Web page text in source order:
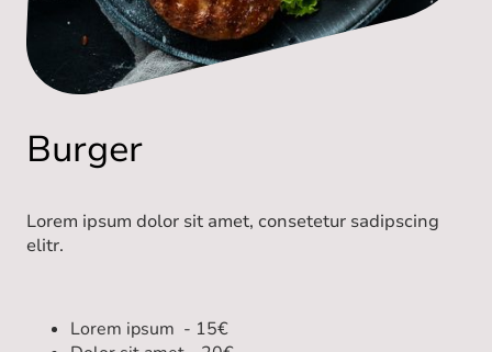
Burger
Lorem ipsum dolor sit amet, consetetur sadipscing
elitr.
Lorem ipsum - 15€